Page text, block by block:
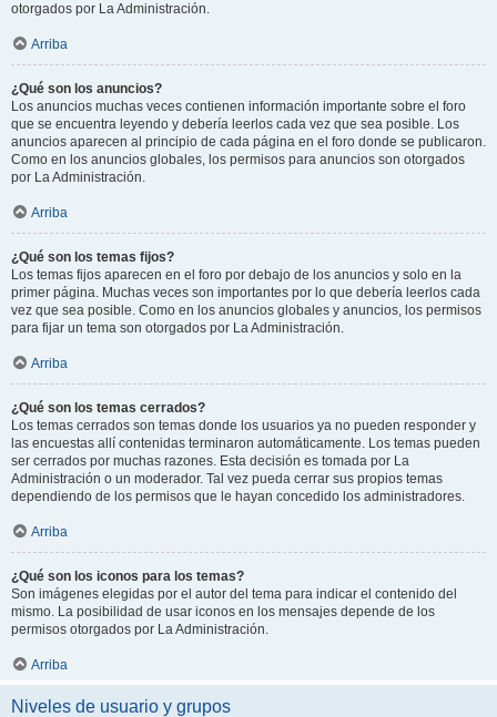
otorgados por La Administración.
Arriba
¿Qué son los anuncios?
Los anuncios muchas veces contienen información importante sobre el foro
que se encuentra leyendo y debería leerlos cada vez que sea posible. Los
anuncios aparecen al principio de cada página en el foro donde se publicaron.
Como en los anuncios globales, los permisos para anuncios son otorgados
por La Administración.
Arriba
¿Qué son los temas fijos?
Los temas fijos aparecen en el foro por debajo de los anuncios y solo en la
primer página. Muchas veces son importantes por lo que debería leerlos cada
vez que sea posible. Como en los anuncios globales y anuncios, los permisos
para fijar un tema son otorgados por La Administración.
Arriba
¿Qué son los temas cerrados?
Los temas cerrados son temas donde los usuarios ya no pueden responder y
las encuestas allí contenidas terminaron automáticamente. Los temas pueden
ser cerrados por muchas razones. Esta decisión es tomada por La
Administración o un moderador. Tal vez pueda cerrar sus propios temas
dependiendo de los permisos que le hayan concedido los administradores.
Arriba
¿Qué son los iconos para los temas?
Son imágenes elegidas por el autor del tema para indicar el contenido del
mismo. La posibilidad de usar iconos en los mensajes depende de los
permisos otorgados por La Administración.
Arriba
Niveles de usuario y grupos